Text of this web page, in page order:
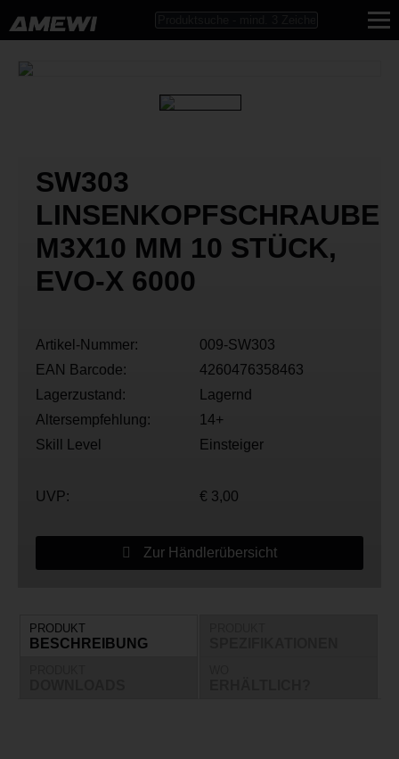
SW303
LINSENKOPFSCHRAUBE
M3X10 MM 10 STÜCK,
EVO-X 6000
Artikel-Nummer:
009-SW303
EAN Barcode:
4260476358463
Lagerzustand:
Lagernd
Altersempfehlung:
14+
Skill Level
Einsteiger
UVP: € 3,00
Zur Händlerübersicht
PRODUKT
BESCHREIBUNG